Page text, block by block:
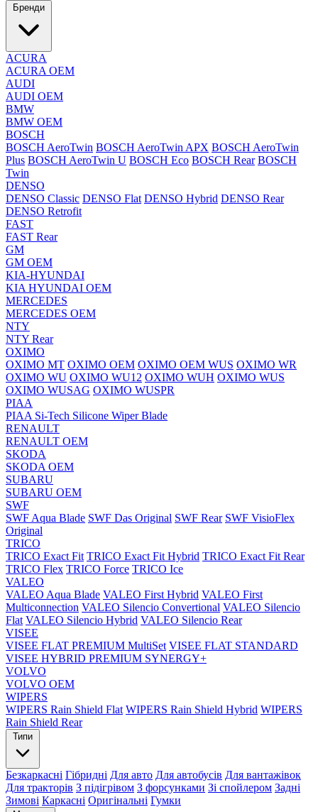
Бренди
ACURA
ACURA OEM
AUDI
AUDI OEM
BMW
BMW OEM
BOSCH
BOSCH AeroTwin BOSCH AeroTwin APX BOSCH AeroTwin
Plus BOSCH AeroTwin U BOSCH Eco BOSCH Rear BOSCH
Twin
DENSO
DENSO Classic DENSO Flat DENSO Hybrid DENSO Rear
DENSO Retrofit
FAST
FAST Rear
GM
GM OEM
KIA-HYUNDAI
KIA HYUNDAI OEM
MERCEDES
MERCEDES OEM
NTY
NTY Rear
OXIMO
OXIMO MT OXIMO OEM OXIMO OEM WUS OXIMO WR
OXIMO WU OXIMO WU12 OXIMO WUH OXIMO WUS
OXIMO WUSAG OXIMO WUSPR
PIAA
PIAA Si-Tech Silicone Wiper Blade
RENAULT
RENAULT OEM
SKODA
SKODA OEM
SUBARU
SUBARU OEM
SWF
SWF Aqua Blade SWF Das Original SWF Rear SWF VisioFlex
Original
TRICO
TRICO Exact Fit TRICO Exact Fit Hybrid TRICO Exact Fit Rear
TRICO Flex TRICO Force TRICO Ice
VALEO
VALEO Aqua Blade VALEO First Hybrid VALEO First
Multiconnection VALEO Silencio Convertional VALEO Silencio
Flat VALEO Silencio Hybrid VALEO Silencio Rear
VISEE
VISEE FLAT PREMIUM MultiSet VISEE FLAT STANDARD
VISEE HYBRID PREMIUM SYNERGY+
VOLVO
VOLVO OEM
WIPERS
WIPERS Rain Shield Flat WIPERS Rain Shield Hybrid WIPERS
Rain Shield Rear
Типи
Безкаркасні Гібридні Для авто Для автобусів Для вантажівок
Для тракторів З підігрівом З форсунками Зі спойлером Задні
Зимові Каркасні Оригінальні Гумки